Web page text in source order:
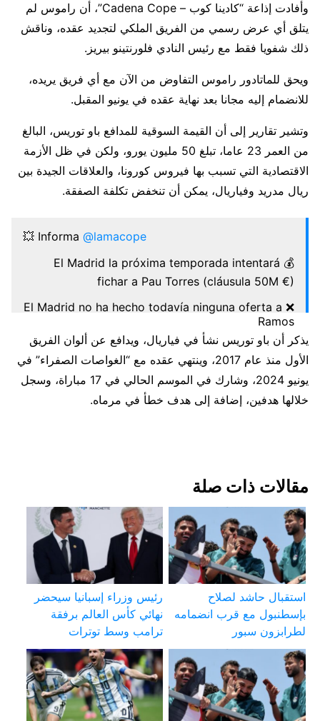
وأفادت إذاعة “كادينا كوب – Cadena Cope”، أن راموس لم
يتلق أي عرض رسمي من الفريق الملكي لتجديد عقده، وناقش
ذلك شفويا فقط مع رئيس النادي فلورنتينو بيريز.
ويحق للماتادور راموس التفاوض من الآن مع أي فريق يريده،
للانضمام إليه مجانا بعد نهاية عقده في يونيو المقبل.
وتشير تقارير إلى أن القيمة السوقية للمدافع باو توريس، البالغ
من العمر 23 عاما، تبلغ 50 مليون يورو، ولكن في ظل الأزمة
الاقتصادية التي تسبب بها فيروس كورونا، والعلاقات الجيدة بين
ريال مدريد وفياريال، يمكن أن تنخفض تكلفة الصفقة.
💥 Informa @lamacope
💰 El Madrid la próxima temporada intentará
fichar a Pau Torres (cláusula 50M €)
❌ El Madrid no ha hecho todavía ninguna oferta a
Ramos
🗣️ Solo ha habido conversaciones informales
entre Florentino y Ramos
📍 Quiere seguir y cree que se ha ganado 2 años
pic.twitter.com/RTEBcXiz0d
يذكر أن باو توريس نشأ في فياريال، ويدافع عن ألوان الفريق
الأول منذ عام 2017، وينتهي عقده مع “الغواصات الصفراء” في
يونيو 2024، وشارك في الموسم الحالي في 17 مباراة، وسجل
خلالها هدفين، إضافة إلى هدف خطأ في مرماه.
مقالات ذات صلة
استقبال حاشد لصلاح
بإسطنبول مع قرب انضمامه
لطرابزون سبور
رئيس وزراء إسبانيا سيحضر
نهائي كأس العالم برفقة
ترامب وسط توترات